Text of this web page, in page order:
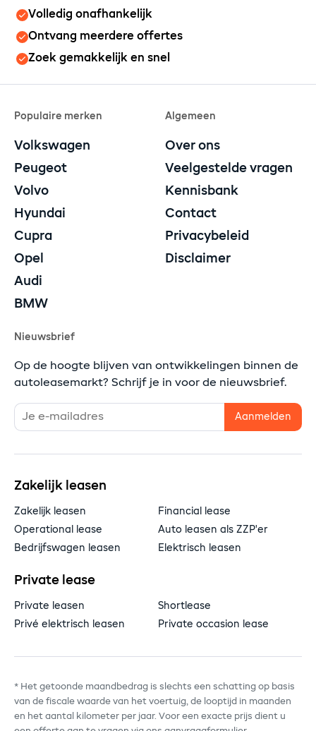
Volledig onafhankelijk
Ontvang meerdere offertes
Zoek gemakkelijk en snel
Populaire merken
Volkswagen
Peugeot
Volvo
Hyundai
Cupra
Opel
Audi
BMW
Algemeen
Over ons
Veelgestelde vragen
Kennisbank
Contact
Privacybeleid
Disclaimer
Nieuwsbrief
Op de hoogte blijven van ontwikkelingen binnen de
autoleasemarkt? Schrijf je in voor de nieuwsbrief.
Zakelijk leasen
Zakelijk leasen
Financial lease
Operational lease
Auto leasen als ZZP'er
Bedrijfswagen leasen
Elektrisch leasen
Private lease
Private leasen
Shortlease
Privé elektrisch leasen
Private occasion lease
* Het getoonde maandbedrag is slechts een schatting op basis
van de fiscale waarde van het voertuig, de looptijd in maanden
en het aantal kilometer per jaar. Voor een exacte prijs dient u